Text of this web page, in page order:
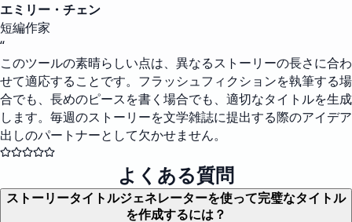
エミリー・チェン
短編作家
“
このツールの素晴らしい点は、異なるストーリーの長さに合わ
せて適応することです。フラッシュフィクションを執筆する場
合でも、長めのピースを書く場合でも、適切なタイトルを生成
します。毎週のストーリーを文学雑誌に提出する際のアイデア
出しのパートナーとして欠かせません。
よくある質問
ストーリータイトルジェネレーターを使って完璧なタイトル
を作成するには？